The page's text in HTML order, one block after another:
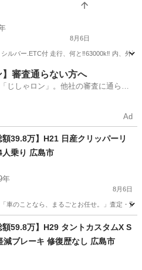
8月6日
ルバー.ETC付 走行、何と‼️63000k‼️ 内、
セ ダイハツエッセ
】審査通らない方へ
じしゃロン」。他社の審査に通らな
Ad
額39.8万】H21 日産クリッパーリ
乗り 広島市
年
8月6日
車のことなら、まるごとお任せ。」査定・
額59.8万】H29 タントカスタムX S
ブレーキ 修復歴なし 広島市